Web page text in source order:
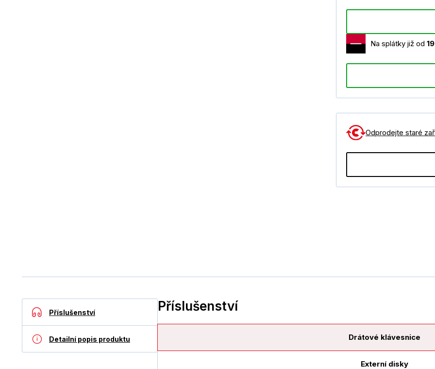
Na splátky již od
Odprodejte staré
Příslušenství
Detailní popis produktu
Příslušenství
Drátové klávesnice
Externí disky